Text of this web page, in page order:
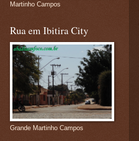
Martinho Campos
Rua em Ibitira City
Grande Martinho Campos